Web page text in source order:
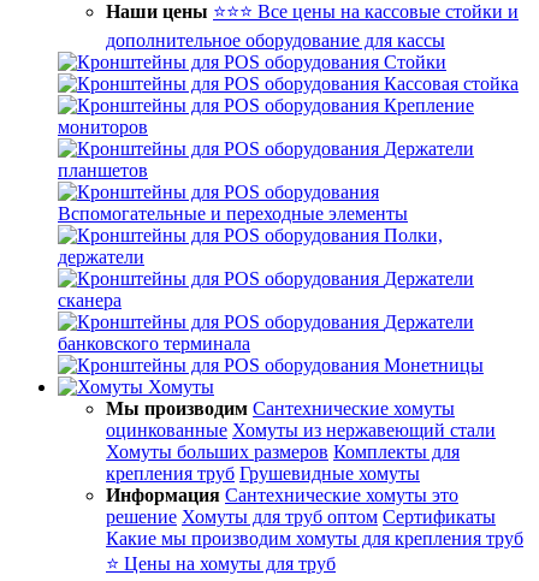
Наши цены ⭐⭐⭐ Все цены на кассовые стойки и
дополнительное оборудование для кассы
Стойки
Кассовая стойка
Крепление
мониторов
Держатели
планшетов
Вспомогательные и переходные элементы
Полки,
держатели
Держатели
сканера
Держатели
банковского терминала
Монетницы
Хомуты
Мы производим Сантехнические хомуты
оцинкованные Хомуты из нержавеющий стали
Хомуты больших размеров Комплекты для
крепления труб Грушевидные хомуты
Информация Сантехнические хомуты это
решение Хомуты для труб оптом Сертификаты
Какие мы производим хомуты для крепления труб
⭐ Цены на хомуты для труб